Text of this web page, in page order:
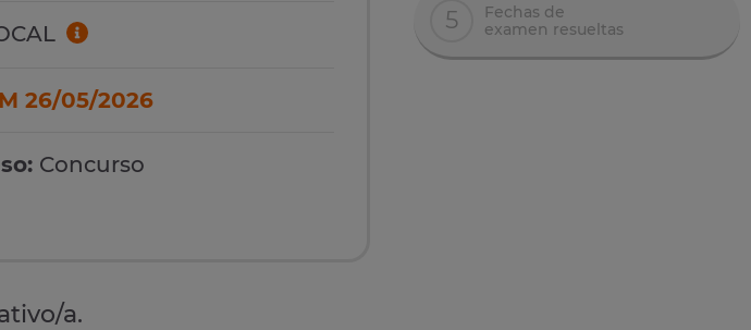
26/05/2026
Concurso
a.
5
Fechas de
examen resueltas